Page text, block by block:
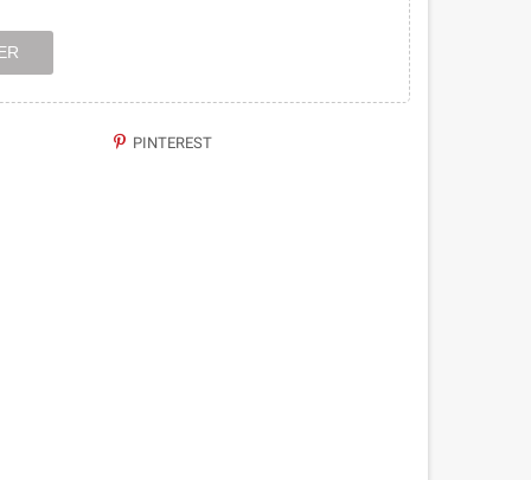
PINTEREST